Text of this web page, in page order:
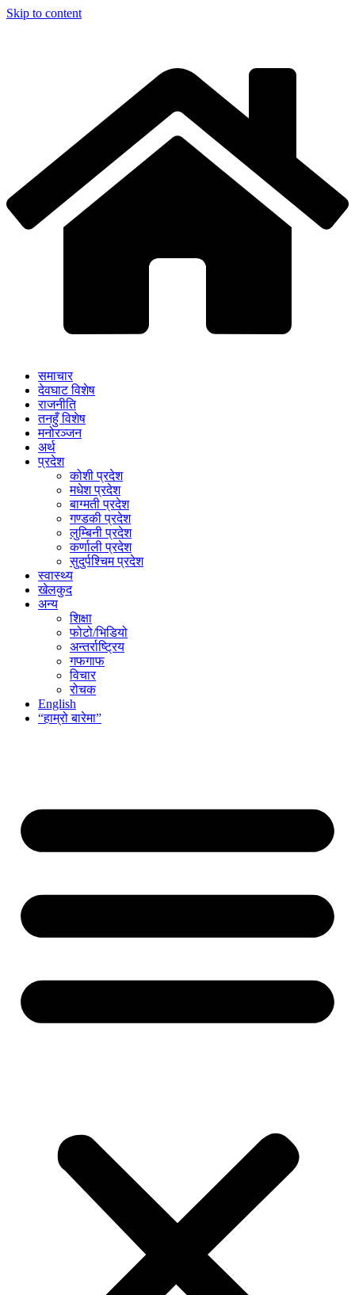
Skip to content
समाचार
देवघाट विशेष
राजनीति
तनहुँ विशेष
मनोरञ्जन
अर्थ
प्रदेश
कोशी प्रदेश
मधेश प्रदेश
बाग्मती प्रदेश
गण्डकी प्रदेश
लुम्बिनी प्रदेश
कर्णाली प्रदेश
सुदुर्पश्चिम प्रदेश
स्वास्थ्य
खेलकुद
अन्य
शिक्षा
फोटो/भिडियो
अन्तर्राष्ट्रिय
गफगाफ
विचार
रोचक
English
“हाम्रो बारेमा”